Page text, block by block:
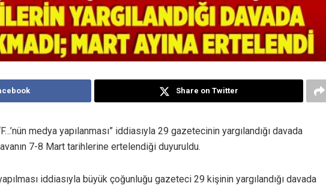
Share on Twitter
medya yapılanması” iddiasıyla 29 gazetecinin yargılandığı davada
7-8 Mart tarihlerine ertelendiği duyuruldu.
iddiasıyla büyük çoğunluğu gazeteci 29 kişinin yargılandığı davada